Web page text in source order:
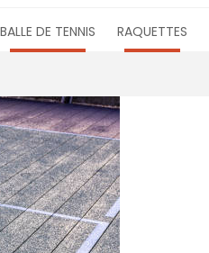
BALLE DE TENNIS RAQUETTES